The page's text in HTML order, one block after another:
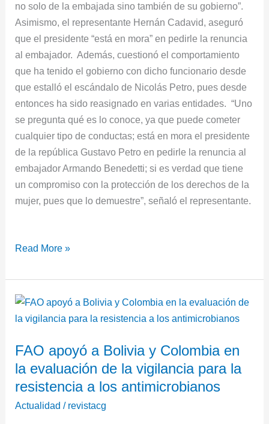
no solo de la embajada sino también de su gobierno”.
Asimismo, el representante Hernán Cadavid, aseguró
que el presidente “está en mora” en pedirle la renuncia
al embajador. Además, cuestionó el comportamiento
que ha tenido el gobierno con dicho funcionario desde
que estalló el escándalo de Nicolás Petro, pues desde
entonces ha sido reasignado en varias entidades. “Uno
se pregunta qué es lo conoce, ya que puede cometer
cualquier tipo de conductas; está en mora el presidente
de la república Gustavo Petro en pedirle la renuncia al
embajador Armando Benedetti; si es verdad que tiene
un compromiso con la protección de los derechos de la
mujer, pues que lo demuestre”, señaló el representante.
Read More »
FAO apoyó a Bolivia y Colombia en
la evaluación de la vigilancia para la
resistencia a los antimicrobianos
Actualidad / revistacg
FAO
apoyó
Bolivia
y
Colombia